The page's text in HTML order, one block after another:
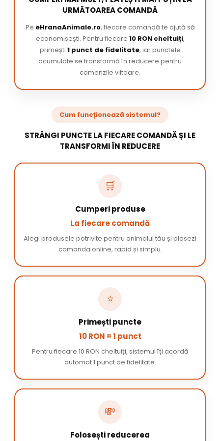
URMĂTOAREA COMANDĂ
Pe eHranaAnimale.ro, fiecare comandă te ajută să
economisești. Pentru fiecare 10 RON cheltuiți,
primești 1 punct de fidelitate, iar punctele
acumulate se transformă în reducere pentru
comenzile viitoare.
Cum funcționează sistemul?
STRÂNGI PUNCTE LA FIECARE COMANDĂ ȘI LE
TRANSFORMI ÎN REDUCERE
🛒
Cumperi produse
La fiecare comandă
Alegi produsele potrivite pentru animalul tău și plasezi
comanda online, rapid și simplu.
⭐
Primești puncte
10 RON = 1 punct
Pentru fiecare 10 RON cheltuiți, sistemul îți acordă
automat 1 punct de fidelitate.
💸
Folosești reducerea